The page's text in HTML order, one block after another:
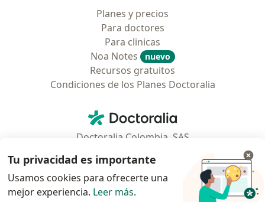
Planes y precios
Para doctores
Para clinicas
Noa Notes
nuevo
Recursos gratuitos
Condiciones de los Planes Doctoralia
Doctoralia - Página de inicio
Doctoralia Colombia, SAS
Municipio: Bogotá D.C., Colombia
Tu privacidad es importante
Usamos cookies para ofrecerte una
mejor experiencia. Leer más.